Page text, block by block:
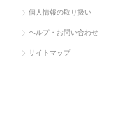
個人情報の取り扱い
ヘルプ・お問い合わせ
サイトマップ